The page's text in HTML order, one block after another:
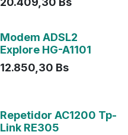
Agotado
Modem ADSL2
Explore HG-A1101
12.850,30 Bs
Agotado
Repetidor AC1200 Tp-
Link RE305